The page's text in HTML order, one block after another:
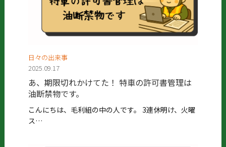
日々の出来事
2025.09.17
あ、期限切れかけてた！ 特車の許可書管理は
油断禁物です。
こんにちは、毛利組の中の人です。 3連休明け、火曜
ス…